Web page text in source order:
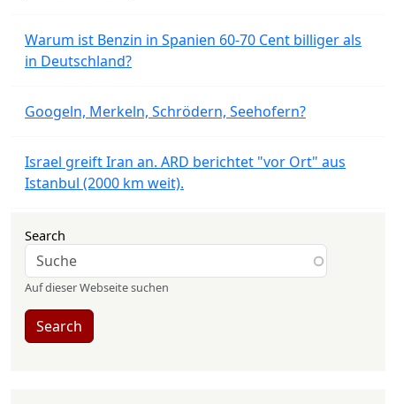
Warum ist Benzin in Spanien 60-70 Cent billiger als
in Deutschland?
Googeln, Merkeln, Schrödern, Seehofern?
Israel greift Iran an. ARD berichtet "vor Ort" aus
Istanbul (2000 km weit).
Search
Auf dieser Webseite suchen
Search